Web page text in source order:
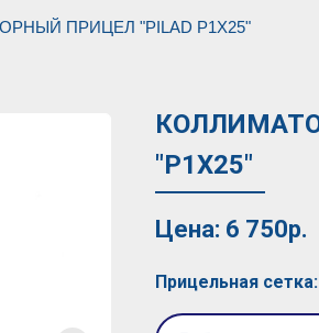
ПРИЦЕЛ "PILAD Р1X25"
"Р1X25"
Цена: 6 750р.
Прицельная сетка: